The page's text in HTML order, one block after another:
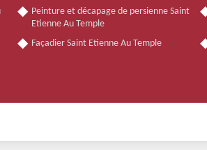
Peinture et décapage de persienne Saint
Etienne Au Temple
Façadier Saint Etienne Au Temple